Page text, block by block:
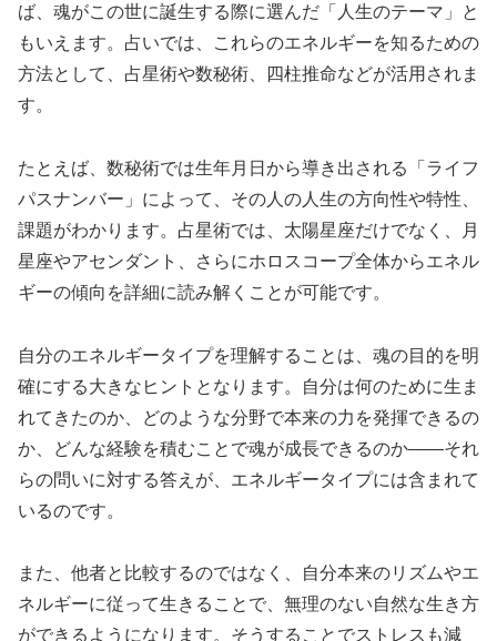
ば、魂がこの世に誕生する際に選んだ「人生のテーマ」と
もいえます。占いでは、これらのエネルギーを知るための
方法として、占星術や数秘術、四柱推命などが活用されま
す。
たとえば、数秘術では生年月日から導き出される「ライフ
パスナンバー」によって、その人の人生の方向性や特性、
課題がわかります。占星術では、太陽星座だけでなく、月
星座やアセンダント、さらにホロスコープ全体からエネル
ギーの傾向を詳細に読み解くことが可能です。
自分のエネルギータイプを理解することは、魂の目的を明
確にする大きなヒントとなります。自分は何のために生ま
れてきたのか、どのような分野で本来の力を発揮できるの
か、どんな経験を積むことで魂が成長できるのか——それ
らの問いに対する答えが、エネルギータイプには含まれて
いるのです。
また、他者と比較するのではなく、自分本来のリズムやエ
ネルギーに従って生きることで、無理のない自然な生き方
ができるようになります。そうすることでストレスも減